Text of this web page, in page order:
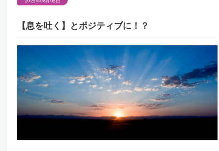
【息を吐く】とポジティブに！？